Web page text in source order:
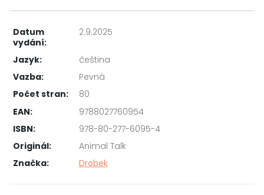
Datum
vydání:
2.9.2025
Jazyk:
čeština
Vazba:
Pevná
Počet stran:
80
EAN:
9788027760954
ISBN:
978-80-277-6095-4
Originál:
Animal Talk
Značka:
Drobek